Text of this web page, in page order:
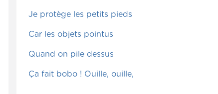
Je protège les petits pieds
Car les objets pointus
Quand on pile dessus
Ça fait bobo ! Ouille, ouille,